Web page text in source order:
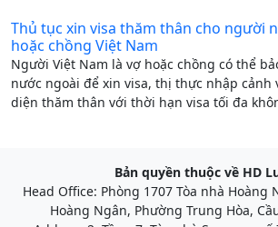
Thủ tục xin visa thăm thân cho người
hoặc chồng Việt Nam
Người Việt Nam là vợ hoặc chồng có thể
nước ngoài để xin visa, thị thực nhập cảnh
diện thăm thân với thời hạn visa tối đa
Bản quyền thuộc về HD
Head Office: Phòng 1707 Tòa nhà Hoàng
Hoàng Ngân, Phường Trung Hòa,